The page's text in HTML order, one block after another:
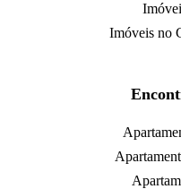
Imóveis no